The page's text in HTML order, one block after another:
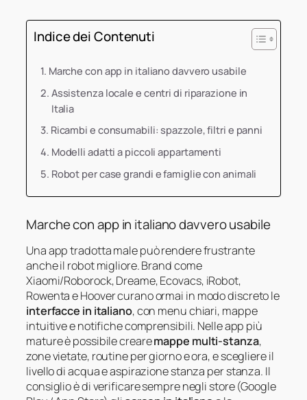
Indice dei Contenuti
Marche con app in italiano davvero usabile
Assistenza locale e centri di riparazione in
Italia
Ricambi e consumabili: spazzole, filtri e panni
Modelli adatti a piccoli appartamenti
Robot per case grandi e famiglie con animali
Marche con app in italiano davvero usabile
Una app tradotta male può rendere frustrante
anche il robot migliore. Brand come
Xiaomi/Roborock, Dreame, Ecovacs, iRobot,
Rowenta e Hoover curano ormai in modo discreto le
interfacce in italiano, con menu chiari, mappe
intuitive e notifiche comprensibili. Nelle app più
mature è possibile crearemappe multi-stanza,
zone vietate, routine per giorno e ora, e scegliere il
livello di acqua e aspirazione stanza per stanza. Il
consiglio è di verificare sempre negli store (Google